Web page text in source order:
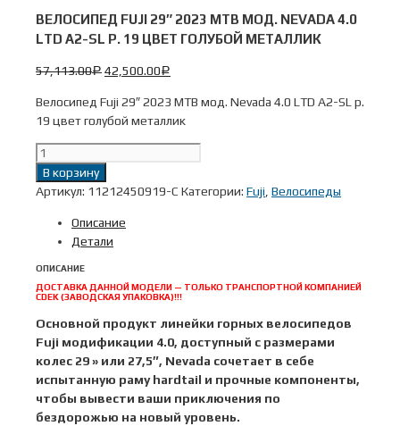
ВЕЛОСИПЕД FUJI 29″ 2023 MTB МОД. NEVADA 4.0
LTD A2-SL Р. 19 ЦВЕТ ГОЛУБОЙ МЕТАЛЛИК
57,113.00Р 42,500.00 Р
Велосипед Fuji 29″ 2023 MTB мод. Nevada 4.0 LTD A2-SL р.
19 цвет голубой металлик
Количество
Велосипед
Fuji
2023
MTB
мод.
Nevada
4.0
LTD
A2-
SL
р.
19
цвет
В корзину
Артикул: 11212450919-C Категории: Fuji Велосипеды
Описание
Детали
ОПИСАНИЕ
ДОСТАВКА ДАННОЙ МОДЕЛИ — ТОЛЬКО ТРАНСПОРТНОЙ КОМПАНИЕЙ
CDEK (ЗАВОДСКАЯ УПАКОВКА)!!!
Основной продукт линейки горных велосипедов
Fuji модификации 4.0, доступный с размерами
колес 29 » или 27,5″, Nevada сочетает в себе
испытанную раму hardtail и прочные компоненты,
чтобы вывести ваши приключения по
бездорожью на новый уровень.